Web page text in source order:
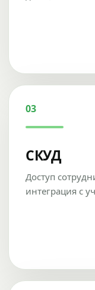
03
СКУД
Доступ
интеграция с